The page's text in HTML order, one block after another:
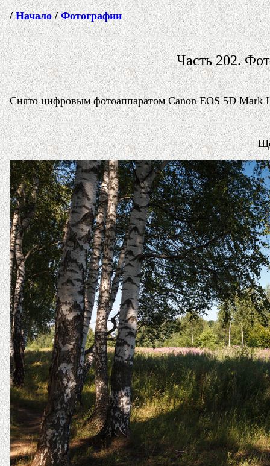
/Начало/Фотографии
Часть 202.
Снято цифровым фотоаппаратом Canon EOS 5D Mark